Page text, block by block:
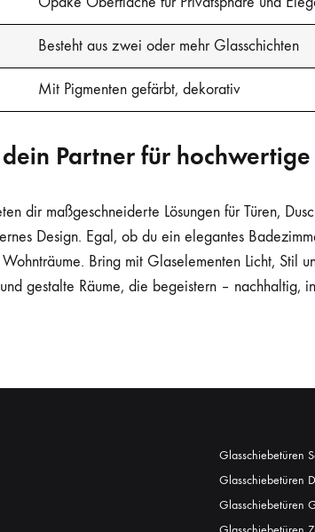
Besteht aus zwei oder mehr Glasschichten
Mit Pigmenten gefärbt, dekorativ
Partner für
dir maßgeschneiderte Lösungen für Türen,
Design. Egal, ob du ein elegantes
Bring mit Glaselementen Licht, Stil
gestalte Räume, die begeistern – nachhaltig,
Glasschiebetüren
Glasschiebetüren
Glasschiebetüren